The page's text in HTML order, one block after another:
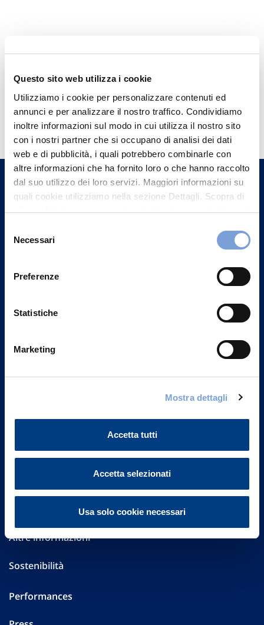
Questo sito web utilizza i cookie
Utilizziamo i cookie per personalizzare contenuti ed
annunci e per analizzare il nostro traffico. Condividiamo
inoltre informazioni sul modo in cui utilizza il nostro sito
con i nostri partner che si occupano di analisi dei dati
web e di pubblicità, i quali potrebbero combinarle con
altre informazioni che ha fornito loro o che hanno raccolto
dal suo utilizzo dei loro servizi. Maggiori informazioni su
quali cookie utilizziamo nella sezione Dettagli. Scopra di
più su chi siamo, come può contattarci e come trattiamo i
può trovare nel footer del sito nella sezione "Informativa
delNecessari
Preferenze
Statistiche
Marketing
Mostra dettagli
Accetta tutti
Accetta selezionati
Usa solo cookie necessari
Hai bisogno di
informazioni?
Trova l'Agenzia più vicina a te e parla con
un nostro Agente.
Contattaci
FAQ
Investor Relations
Altre informazioni
Sostenibilità
Performances